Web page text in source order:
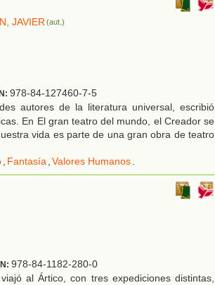
JAVIER (aut.)
978-84-127460-7-5
autores de la literatura universal, escribió
En El gran teatro del mundo, el Creador se
vida es parte de una gran obra de teatro
Fantasía Valores Humanos
978-84-1182-280-0
al Ártico, con tres expediciones distintas,